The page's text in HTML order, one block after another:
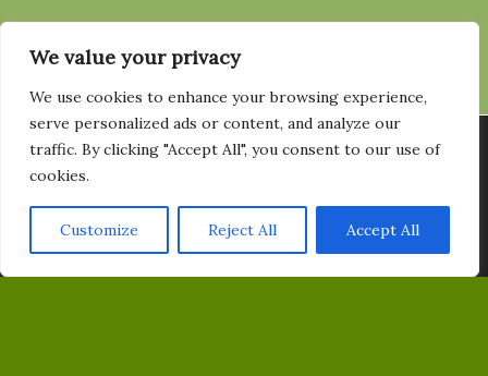
We value your privacy
We use cookies to enhance your browsing experience,
serve personalized ads or content, and analyze our
traffic. By clicking "Accept All", you consent to our use of
cookies.
Customize Reject All Accept All
Bli medlem
Bli informatör
FÖLJ OSS
Vi använder cookies för att ge dig den bästa upplevelsen på vår
hemsida. Du kan läsa mer om vilka cookies vi använder eller
stänga av dem
Acceptera